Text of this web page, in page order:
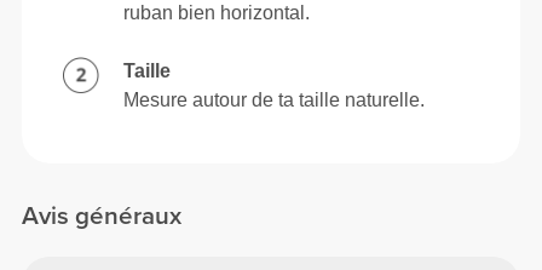
Avis généraux
ruban bien horizontal.
Taille
Mesure autour de ta taille naturelle.